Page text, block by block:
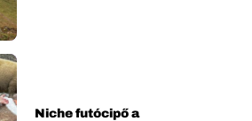
Niche futócipő a